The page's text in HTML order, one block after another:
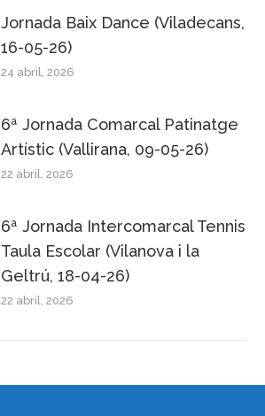
Jornada Baix Dance (Viladecans,
16-05-26)
24 abril, 2026
6ª Jornada Comarcal Patinatge
Artístic (Vallirana, 09-05-26)
22 abril, 2026
6ª Jornada Intercomarcal Tennis
Taula Escolar (Vilanova i la
Geltrú, 18-04-26)
22 abril, 2026